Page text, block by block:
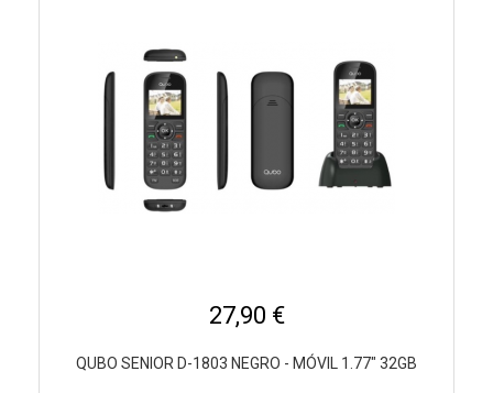
27,90 €
QUBO SENIOR D-1803 NEGRO - MÓVIL 1.77" 32GB